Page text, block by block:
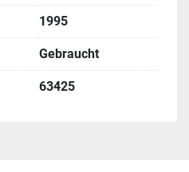
1995
Gebraucht
63425